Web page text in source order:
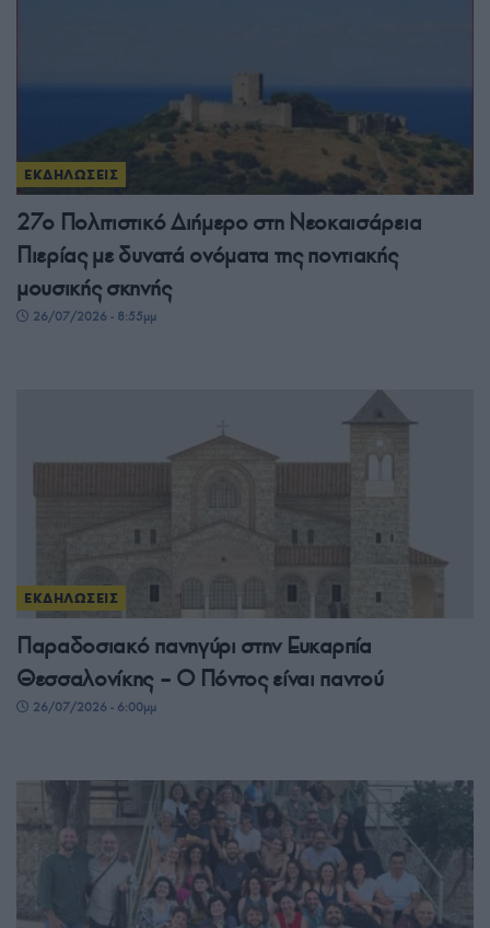
ΕΚΔΗΛΩΣΕΙΣ
27ο Πολιτιστικό Διήμερο στη Νεοκαισάρεια
Πιερίας με δυνατά ονόματα της ποντιακής
μουσικής σκηνής
26/07/2026 - 8:55μμ
ΕΚΔΗΛΩΣΕΙΣ
Παραδοσιακό πανηγύρι στην Ευκαρπία
Θεσσαλονίκης – Ο Πόντος είναι παντού
26/07/2026 - 6:00μμ